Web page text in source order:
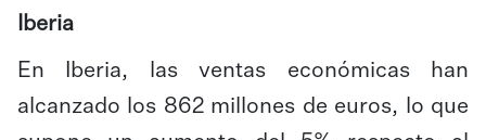
Iberia
En Iberia, las ventas económicas han
alcanzado los 862 millones de euros, lo que